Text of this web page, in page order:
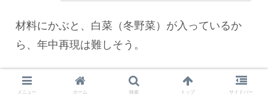
材料にかぶと、白菜（冬野菜）が入っているか
ら、年中再現は難しそう。
でも、2食材に代わる、コンソメに合う野菜をそ
メニュー ホーム 検索 トップ サイドバー